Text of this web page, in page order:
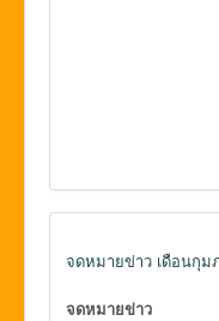
จดหมายข่าว เดือนกุม
จดหมายข่าว